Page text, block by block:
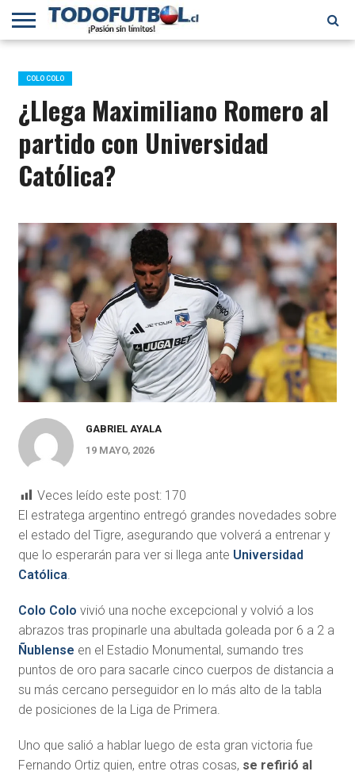
PRIMERA
B
SELECCIÓN
CHILENA
CHILENOS
EN EL
MUNDO
FÚTBOL
INTERNACIONAL
COLO COLO
¿Llega Maximiliano Romero al
partido con Universidad
Católica?
GABRIEL AYALA
19 MAYO, 2026
Veces leído este post: 170
El estratega argentino entregó grandes novedades sobre
el estado del Tigre, asegurando que volverá a entrenar y
que lo esperarán para ver si llega ante Universidad
Católica.
Colo Colo vivió una noche excepcional y volvió a los
abrazos tras propinarle una abultada goleada por 6 a 2 a
Ñublense en el Estadio Monumental, sumando tres
puntos de oro para sacarle cinco cuerpos de distancia a
su más cercano perseguidor en lo más alto de la tabla
de posiciones de la Liga de Primera.
Uno que salió a hablar luego de esta gran victoria fue
Fernando Ortiz quien, entre otras cosas, se refirió al